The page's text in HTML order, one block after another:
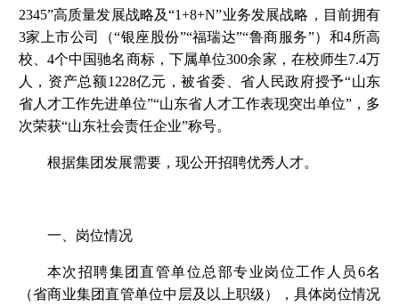
2345”高质量发展战略及“1+8+N”业务发展战略，目前拥有
3家上市公司（“银座股份”“福瑞达”“鲁商服务”）和4所高
校、4个中国驰名商标，下属单位300余家，在校师生7.4万
人，资产总额1228亿元，被省委、省人民政府授予“山东
省人才工作先进单位”“山东省人才工作表现突出单位”，多
次荣获“山东社会责任企业”称号。
根据集团发展需要，现公开招聘优秀人才。
一、岗位情况
本次招聘集团直管单位总部专业岗位工作人员6名
（省商业集团直管单位中层及以上职级），具体岗位情况